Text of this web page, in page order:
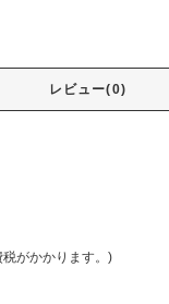
レビュー(0)
がかかります。)